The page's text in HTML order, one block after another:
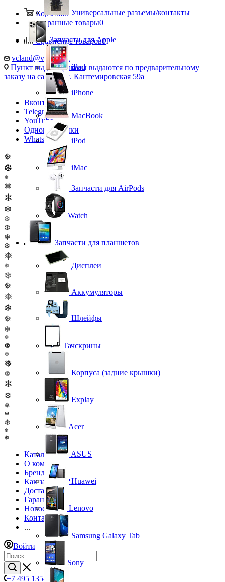
Корзина0
Избранные товары0
Сравнение товаров0
vcland@vcland.ru
Пункт выдачи (заказы выдаются по предварительному
заказу на сайте), ул. Кантемировская 59а
Вконтакте
Telegram
YouTube
Одноклассники
WhatsApp
❅
❆
❅
❅
❄
❄
❆
❆
❄
❆
❅
❅
❄
❅
❅
❄
❅
❆
❄
❅
❄
❅
❅
❄
❄
❅
❅
❄
❄
❅
Каталог
О компании
Бренды
Как заказать?
Доставка
Гарантия
Новости
Контакты
...
Войти
+7 495 135-39-43
Универсальные разъемы/контакты
Запчасти для Apple
iPad
iPhone
MacBook
iPod
iMac
Запчасти для AirPods
Watch
Запчасти для планшетов
Дисплеи
Аккумуляторы
Шлейфы
Тачскрины
Корпуса (задние крышки)
Explay
Acer
ASUS
Huawei
Lenovo
Samsung Galaxy Tab
Sony